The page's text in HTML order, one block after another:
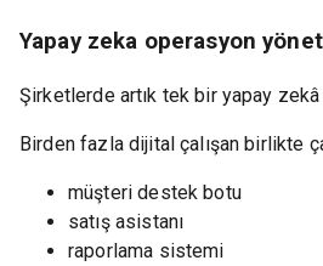
Yapay zeka operasyon
Şirketlerde artık tek bir yapay zekâ
Birden fazla dijital çalışan birlikte
müşteri destek botu
satış asistanı
raporlama sistemi